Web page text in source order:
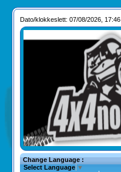
Dato/klokkeslett: 07/08/2026, 17:46
Change Language :
Select Language ▼